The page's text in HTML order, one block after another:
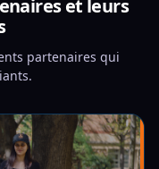
et leurs
partenaires qui